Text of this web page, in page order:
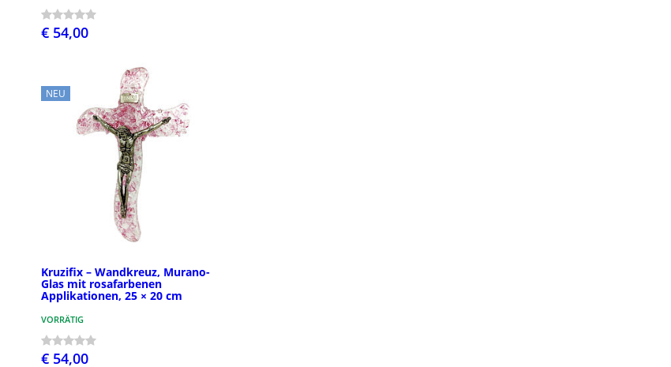
€ 54,00
NEU
Kruzifix – Wandkreuz, Murano-
Glas mit rosafarbenen
Applikationen, 25 × 20 cm
VORRÄTIG
€ 54,00